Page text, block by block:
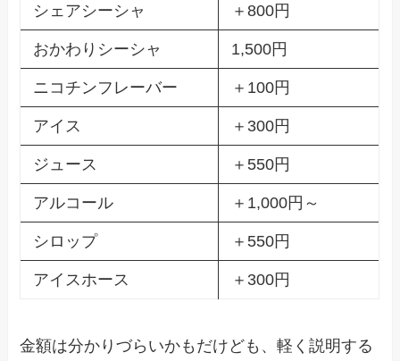
シェアシーシャ ＋800円
おかわりシーシャ 1,500円
ニコチンフレーバー ＋100円
アイス ＋300円
ジュース ＋550円
アルコール ＋1,000円～
シロップ ＋550円
アイスホース ＋300円
金額は分かりづらいかもだけども、軽く説明する